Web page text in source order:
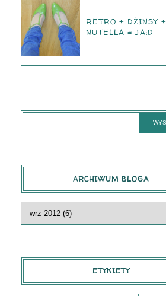
RETRO + DŻINSY +
NUTELLA = JA:D
ARCHIWUM BLOGA
ETYKIETY